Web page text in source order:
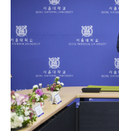
자연과학 공개강연
SNU 자연과학캠프
토요과학 공개강좌
자연대학생회 여름
GLEAP 과학콘서트
천문대 공개행사
나눔프로그램 참여